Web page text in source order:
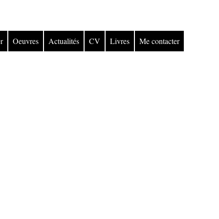
Oeuvres Actualités CV Livres Me contacter